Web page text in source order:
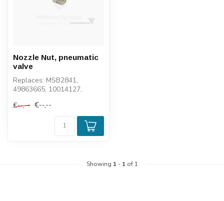
Nozzle Nut, pneumatic
valve
Replaces: MSB2841,
49863665, 10014127,
103100, 6103100, 100...
€--,-- €--,--
Showing 1 - 1 of 1